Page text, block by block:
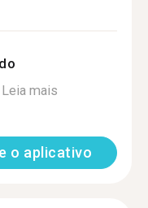
Leia mais
o aplicativo